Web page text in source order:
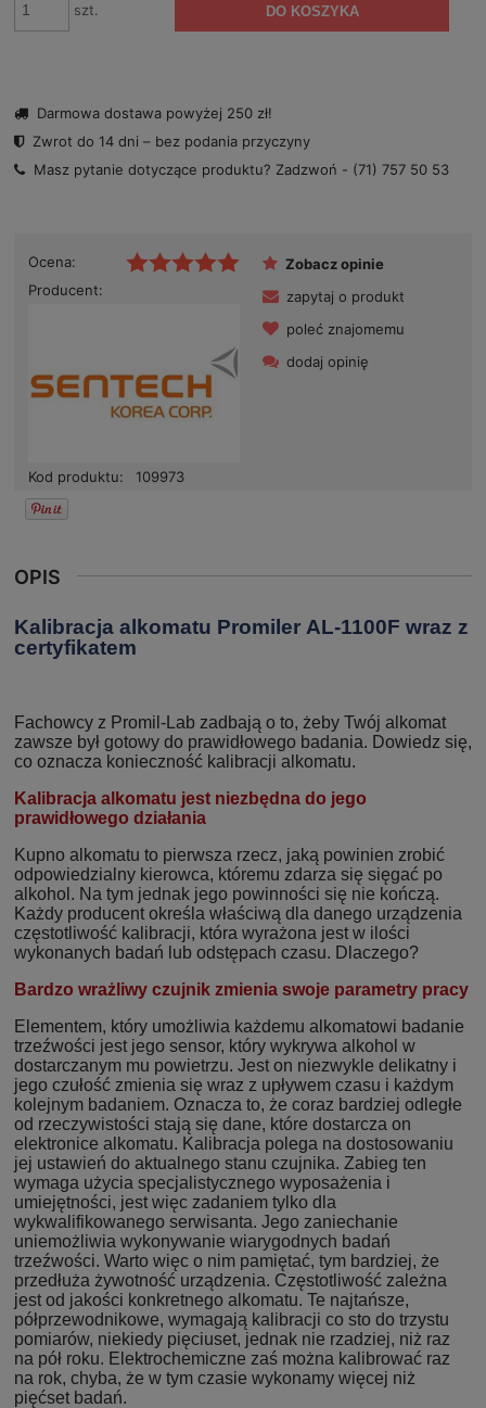
szt. DO KOSZYKA
Darmowa dostawa powyżej 250 zł!
Zwrot do 14 dni – bez podania przyczyny
Masz pytanie dotyczące produktu? Zadzwoń - (71) 757 50 53
Ocena:
Producent:
Kod produktu: 109973
Zobacz opinie
zapytaj o produkt
poleć znajomemu
dodaj opinię
OPIS
Kalibracja alkomatu Promiler AL-1100F wraz z
certyfikatem
Fachowcy z Promil-Lab zadbają o to, żeby Twój alkomat
zawsze był gotowy do prawidłowego badania. Dowiedz się,
co oznacza konieczność kalibracji alkomatu.
Kalibracja alkomatu jest niezbędna do jego
prawidłowego działania
Kupno alkomatu to pierwsza rzecz, jaką powinien zrobić
odpowiedzialny kierowca, któremu zdarza się sięgać po
alkohol. Na tym jednak jego powinności się nie kończą.
Każdy producent określa właściwą dla danego urządzenia
częstotliwość kalibracji, która wyrażona jest w ilości
wykonanych badań lub odstępach czasu. Dlaczego?
Bardzo wrażliwy czujnik zmienia swoje parametry pracy
Elementem, który umożliwia każdemu alkomatowi badanie
trzeźwości jest jego sensor, który wykrywa alkohol w
dostarczanym mu powietrzu. Jest on niezwykle delikatny i
jego czułość zmienia się wraz z upływem czasu i każdym
kolejnym badaniem. Oznacza to, że coraz bardziej odległe
od rzeczywistości stają się dane, które dostarcza on
elektronice alkomatu. Kalibracja polega na dostosowaniu
jej ustawień do aktualnego stanu czujnika. Zabieg ten
wymaga użycia specjalistycznego wyposażenia i
umiejętności, jest więc zadaniem tylko dla
wykwalifikowanego serwisanta. Jego zaniechanie
uniemożliwia wykonywanie wiarygodnych badań
trzeźwości. Warto więc o nim pamiętać, tym bardziej, że
przedłuża żywotność urządzenia. Częstotliwość zależna
jest od jakości konkretnego alkomatu. Te najtańsze,
półprzewodnikowe, wymagają kalibracji co sto do trzystu
pomiarów, niekiedy pięciuset, jednak nie rzadziej, niż raz
na pół roku. Elektrochemiczne zaś można kalibrować raz
na rok, chyba, że w tym czasie wykonamy więcej niż
pięćset badań.